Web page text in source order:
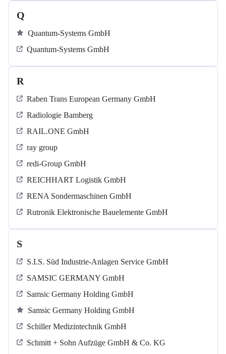
Q
Quantum-Systems GmbH
Quantum-Systems GmbH
R
Raben Trans European Germany GmbH
Radiologie Bamberg
RAIL.ONE GmbH
ray group
redi-Group GmbH
REICHHART Logistik GmbH
RENA Sondermaschinen GmbH
Rutronik Elektronische Bauelemente GmbH
S
S.I.S. Süd Industrie-Anlagen Service GmbH
SAMSIC GERMANY GmbH
Samsic Germany Holding GmbH
Samsic Germany Holding GmbH
Schiller Medizintechnik GmbH
Schmitt + Sohn Aufzüge GmbH & Co. KG